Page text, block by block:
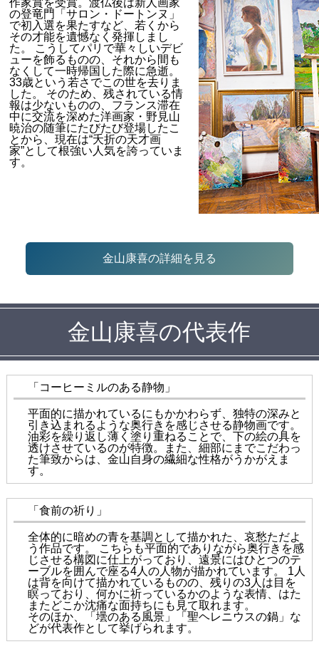
作家賞を受賞。渡仏後は新人画家
の登竜門「サロン・ドートンヌ」
で初入選を果たすなど、若くから
その才能を遺憾なく発揮しまし
た。 こうしてパリで華々しいデビ
ューを飾るものの、それから間も
なくして一時帰国した際に急逝。
33歳という若さでこの世を去りま
した。 そのため、残されている情
報は少ないものの、フランス滞在
中に交流を深めた洋画家・野見山
暁治の随筆にたびたび登場したこ
とから、現在は“夭折の天才画
家”として根強い人気を誇っていま
す。
金山康喜の詳細を見る
金山康喜の代表作
「コーヒーミルのある静物」
平面的に描かれているにもかかわらず、独特の深みと
引き込まれるような奥行きを感じさせる静物画です。
油彩を繰り返し薄く塗り重ねることで、下の絵の具を
透けさせているのが特徴。また、細部にまでこだわっ
た筆致からは、金山自身の繊細な性格がうかがえま
す。
「食前の祈り」
全体的に暗めの青を基調として描かれた、哀愁ただよ
う作品です。 こちらも平面的でありながら奥行きを感
じさせる構図に仕上がっており、遠景にはひとつのテ
ーブルを囲んで座る4人の人物が描かれています。 1人
は背を向けて描かれているものの、残りの3人は目を
瞑っており、何かに祈っているかのような表情、はた
またどこか沈痛な面持ちにも見て取れます。
そのほか、「壜のある風景」「聖ヘレニウスの鍋」な
どが代表作として挙げられます。